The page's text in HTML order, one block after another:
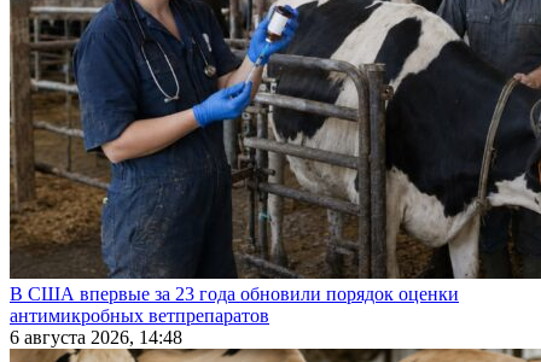
В США впервые за 23 года обновили порядок оценки
антимикробных ветпрепаратов
6 августа 2026, 14:48